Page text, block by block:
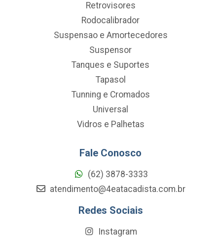
Retrovisores
Rodocalibrador
Suspensao e Amortecedores
Suspensor
Tanques e Suportes
Tapasol
Tunning e Cromados
Universal
Vidros e Palhetas
Fale Conosco
(62) 3878-3333
atendimento@4eatacadista.com.br
Redes Sociais
Instagram